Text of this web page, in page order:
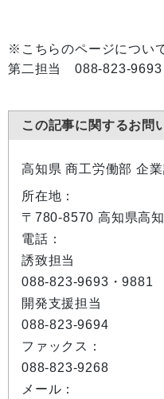
※こちらのページにつ
第二担当 088-823-9693
この記事に関するお問
高知県 商工労働部 企
所在地：
〒780-8570 高知県高
電話：
誘致担当
088-823-9693・9881
開発支援担当
088-823-9694
ファックス：
088-823-9268
メール：